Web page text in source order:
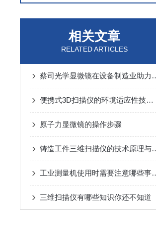
相关文章
RELATED ARTICLES
蔡司光学显微镜在设备
便携式3D扫描仪的环境适应性技巧与解决方案
原子力显微镜的操作步骤
铸造工件三维
工业测量机使
三维扫描仪有哪些知识你还不知道